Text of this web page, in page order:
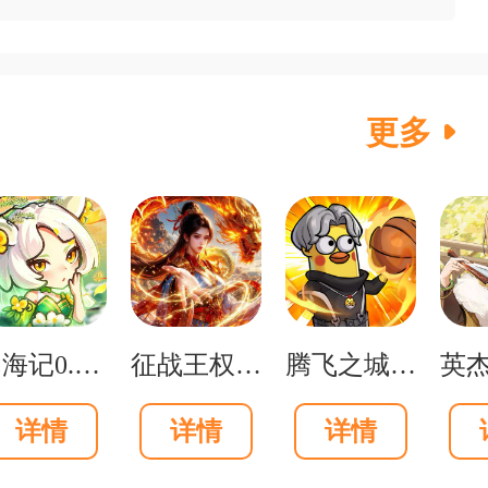
武器，可在植物攻势之外提供
，阳光管理和植物布局搭配武
压得喘不过气的紧张氛围。特
为拥有极高血量的Time，铁桶
更多
山海记0.05折我的刀盾版
详情
征战王权1折免费买断版
详情
腾飞之城0.1送超强金将郭嘉版
详情